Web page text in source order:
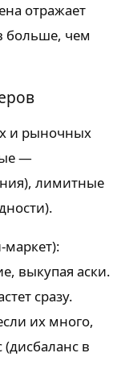
отражает
больше, чем
и рыночных
—
лимитные
маркет):
выкупая аски.
сразу.
их много,
в